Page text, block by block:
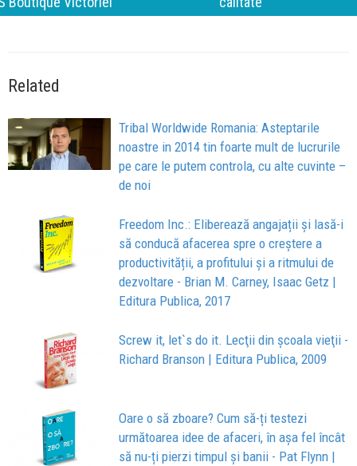
Related
Tribal Worldwide Romania: Asteptarile
noastre in 2014 tin foarte mult de lucrurile
pe care le putem controla, cu alte cuvinte –
de noi
Freedom Inc.: Eliberează angajații și lasă-i
să conducă afacerea spre o creștere a
productivității, a profitului și a ritmului de
dezvoltare - Brian M. Carney, Isaac Getz |
Editura Publica, 2017
Screw it, let`s do it. Lecţii din şcoala vieţii -
Richard Branson | Editura Publica, 2009
Oare o să zboare? Cum să-ți testezi
următoarea idee de afaceri, în așa fel încât
să nu-ți pierzi timpul și banii - Pat Flynn |